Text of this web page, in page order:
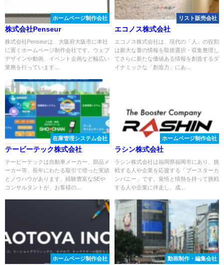
ホームページ制作会社
株式会社Penseur
株式会社Penseurは、大阪府大阪市に本社
に置くホームページ制作会社です。ウェブ
デザインや動画、イベント企画など幅広い
業務を行っています...
リスト販売会社
エコノス株式会社
エコノス株式会社は、現代の「人」の役割
は膨大な量の情報を取捨選択・収集整理し
てさらに新たな価値ある情報を創造するダ
イナミックな「創造力」にあ...
在庫管理システム会社
テービーテック株式会社
テービーテックは自動車メーカー、部品メ
ーカー等、長年にわたる取引で培った実績
とノウハウがあります。経験豊富なSEや
コンサルタントが、お客様の...
ホームページ制作会社
ラシン株式会社
ラシン株式会社は福岡県福岡市にあり、挑
戦する人や企業を応援する「ブースターカ
ンパニー」です。覚悟と情熱を持って挑戦
する人や企業に伴走し、成...
ホームページ制作会社 動画制作・編集会社